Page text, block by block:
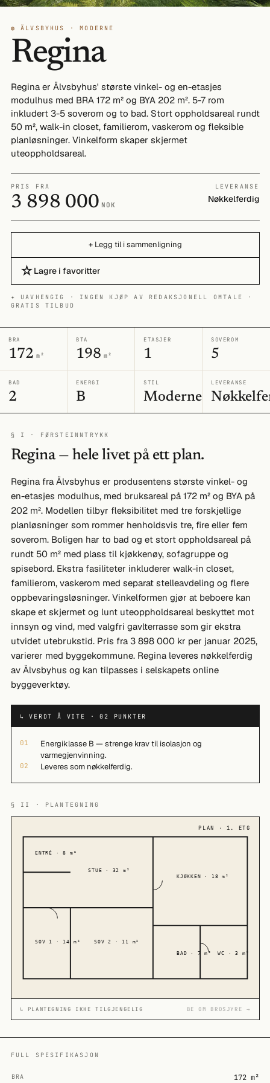
◍ ÄLVSBYHUS · MODERNE
Regina
Regina er Älvsbyhus' største vinkel- og en-etasjes
modulhus med BRA 172 m² og BYA 202 m². 5-7 rom
inkludert 3-5 soverom og to bad. Stort oppholdsareal rundt
50 m², walk-in closet, familierom, vaskerom og fleksible
planløsninger. Vinkelform skaper skjermet
uteoppholdsareal.
PRIS FRA
3 898 000 NOK
LEVERANSE
Nøkkelferdig
+ Legg til i sammenligning
☆Lagre i favoritter
✦ UAVHENGIG · INGEN KJØP AV REDAKSJONELL OMTALE ·
GRATIS TILBUD
BRA
172 m²
BTA
198 m²
ETASJER
1
SOVEROM
5
BAD
2
ENERGI
B
STIL
Moderne
LEVERANSE
§ I · FØRSTEINNTRYKK
Regina — hele livet på ett plan.
Regina fra Älvsbyhus er produsentens største vinkel- og
en-etasjes modulhus, med bruksareal på 172 m² og BYA på
202 m². Modellen tilbyr fleksibilitet med tre forskjellige
planløsninger som rommer henholdsvis tre, fire eller fem
soverom. Boligen har to bad og et stort oppholdsareal på
rundt 50 m² med plass til kjøkkenøy, sofagruppe og
spisebord. Ekstra fasiliteter inkluderer walk-in closet,
familierom, vaskerom med separat stelleavdeling og flere
oppbevaringsløsninger. Vinkelformen gjør at beboere kan
skape et skjermet og lunt uteoppholdsareal beskyttet mot
innsyn og vind, med valgfri gavlterrasse som gir ekstra
utvidet utebrukstid. Pris fra 3 898 000 kr per januar 2025,
varierer med byggekommune. Regina leveres nøkkelferdig
av Älvsbyhus og kan tilpasses i selskapets online
byggeverktøy.
↳ VERDT Å VITE · 02 PUNKTER
01
Energiklasse B — strenge krav til isolasjon og
varmegjenvinning.
02 Leveres som nøkkelferdig.
§ II · PLANTEGNING
STUE · 32 m²
KJØKKEN · 18 m²
BAD · 7 m² WC · 3 m²
SOV 1 · 14 m² SOV 2 · 11 m²
ENTRÉ · 8 m²
PLAN · 1. ETG
↳ PLANTEGNING IKKE TILGJENGELIG BE OM BROSJYRE →
FULL SPESIFIKASJON
BRA 172 m²